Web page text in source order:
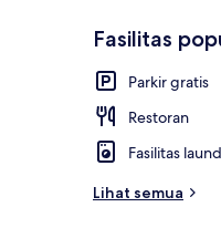
Fasilitas
Parkir gratis
Restoran
Fasilitas
Lihat semua